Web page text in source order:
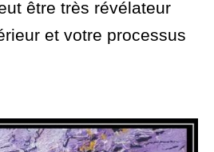
être très révélateur
et votre processus